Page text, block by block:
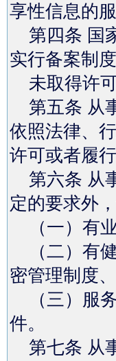
享性信息的服
第四条 国
实行备案制度
未取得许
第五条 从
依照法律、
许可或者履
第六条 从
定的要求外
（一）有
（二）有健
密管理制度
（三）服务
件。
第七条 从